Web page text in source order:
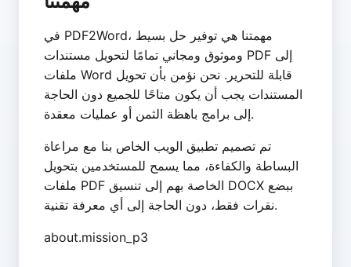
في PDF2Word، مهمتنا هي توفير حل بسيط
وموثوق ومجاني تمامًا لتحويل مستندات PDF إلى
ملفات Word قابلة للتحرير. نحن نؤمن بأن تحويل
المستندات يجب أن يكون متاحًا للجميع دون الحاجة
إلى برامج باهظة الثمن أو عمليات معقدة.
تم تصميم تطبيق الويب الخاص بنا مع مراعاة
البساطة والكفاءة، مما يسمح للمستخدمين بتحويل
ملفات PDF الخاصة بهم إلى تنسيق DOCX ببضع
نقرات فقط، دون الحاجة إلى أي معرفة تقنية.
about.mission_p3